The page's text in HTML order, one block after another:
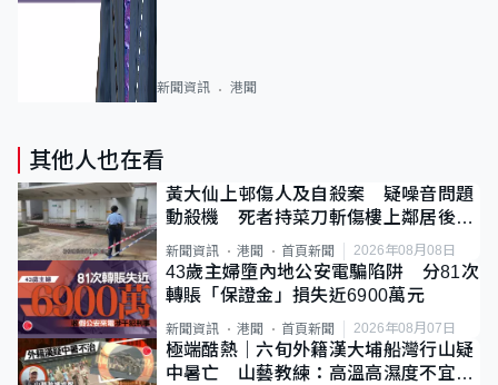
新聞資訊 港聞
其他人也在看
黃大仙上邨傷人及自殺案 疑噪音問題
動殺機 死者持菜刀斬傷樓上鄰居後墮
斃
新聞資訊 港聞 首頁新聞 2026年08月08日
43歲主婦墮內地公安電騙陷阱 分81次
轉賬「保證金」損失近6900萬元
新聞資訊 港聞 首頁新聞 2026年08月07日
極端酷熱｜六旬外籍漢大埔船灣行山疑
中暑亡 山藝教練：高溫高濕度不宜遠